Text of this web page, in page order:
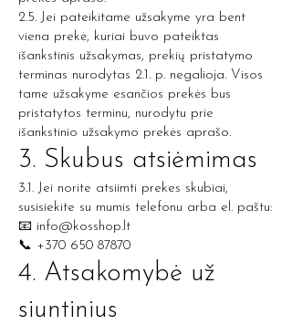
2.5. Jei pateikitame užsakyme yra bent
viena prekė, kuriai buvo pateiktas
išankstinis užsakymas, prekių pristatymo
terminas nurodytas 2.1. p. negalioja. Visos
tame užsakyme esančios prekės bus
pristatytos terminu, nurodytu prie
išankstinio užsakymo prekės aprašo.
3. Skubus atsiėmimas
3.1. Jei norite atsiimti prekes skubiai,
susisiekite su mumis telefonu arba el. paštu:
📧 info@kosshop.lt
📞 +370 650 87870
4. Atsakomybė už
siuntinius